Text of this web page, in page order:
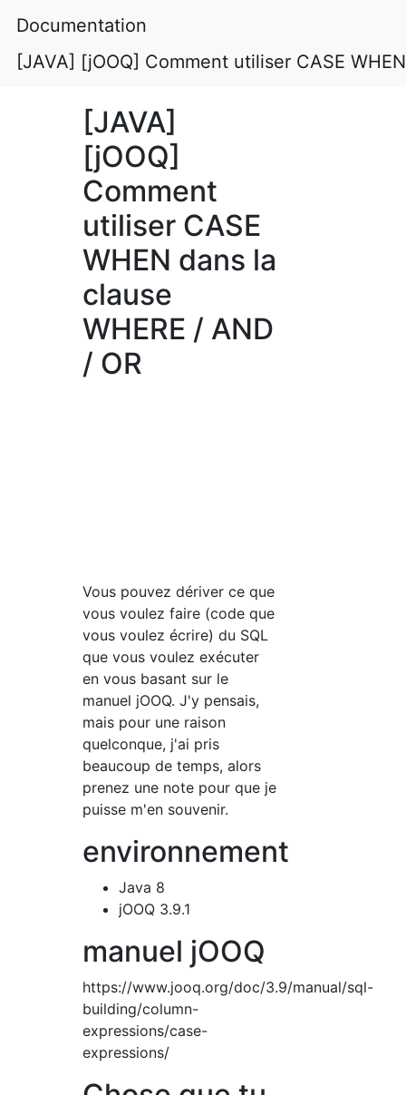
Documentation
[JAVA] [jOOQ] Comment utiliser CASE
[JAVA]
[jOOQ]
Comment
utiliser CASE
WHEN dans la
clause
WHERE / AND
/ OR
Vous pouvez dériver ce que
vous voulez faire (code que
vous voulez écrire) du SQL
que vous voulez exécuter
en vous basant sur le
manuel jOOQ. J'y pensais,
mais pour une raison
quelconque, j'ai pris
beaucoup de temps, alors
prenez une note pour que je
puisse m'en souvenir.
environnement
Java 8
jOOQ 3.9.1
manuel jOOQ
https://www.jooq.org/doc/3.9/manual/sql-
building/column-
expressions/case-
expressions/